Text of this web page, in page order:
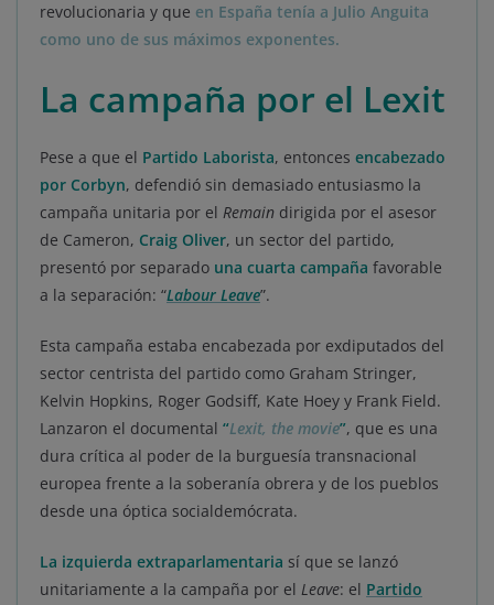
revolucionaria y que en España tenía a Julio Anguita
como uno de sus máximos exponentes.
La campaña por el Lexit
Pese a que el Partido Laborista, entonces encabezado
por Corbyn, defendió sin demasiado entusiasmo la
campaña unitaria por el Remain dirigida por el asesor
de Cameron, Craig Oliver, un sector del partido,
presentó por separado una cuarta campaña favorable
a la separación: “Labour Leave”.
Esta campaña estaba encabezada por exdiputados del
sector centrista del partido como Graham Stringer,
Kelvin Hopkins, Roger Godsiff, Kate Hoey y Frank Field.
Lanzaron el documental “Lexit, the movie”, que es una
dura crítica al poder de la burguesía transnacional
europea frente a la soberanía obrera y de los pueblos
desde una óptica socialdemócrata.
La izquierda extraparlamentaria sí que se lanzó
unitariamente a la campaña por el Leave: el Partido